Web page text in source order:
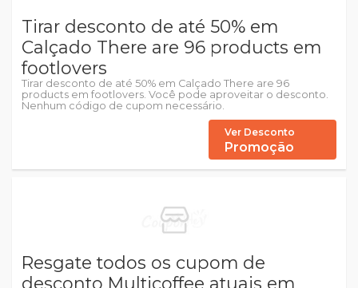
Tirar desconto de até 50% em
Calçado There are 96 products em
footlovers
Tirar desconto de até 50% em Calçado There are 96
products em footlovers. Você pode aproveitar o desconto.
Nenhum código de cupom necessário.
Ver Desconto
Promoção
Resgate todos os cupom de
desconto Multicoffee atuais em